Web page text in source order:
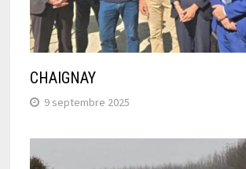
CHAIGNAY
9 septembre 2025